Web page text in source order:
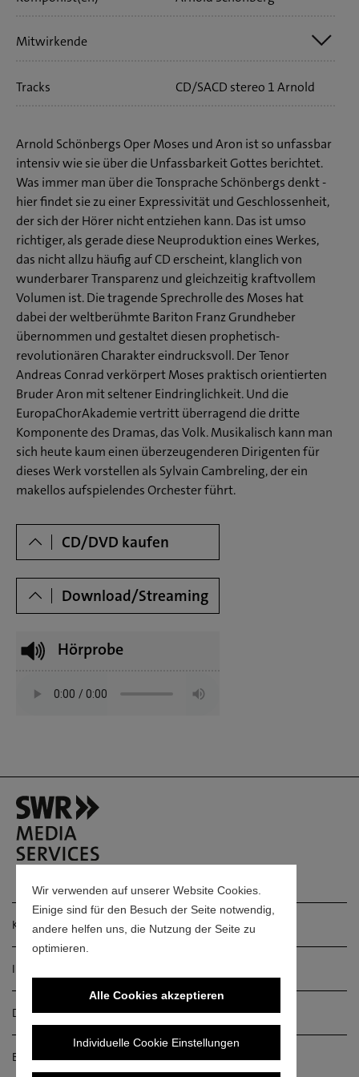
Wir verwenden auf unserer Website Cookies.
Einige sind für den Besuch der Seite notwendig,
andere helfen uns, die Nutzung der Seite zu
optimieren.
Alle Cookies akzeptieren
Individuelle Cookie Einstellungen
Mitwirkende
Franz Grundheber
EuropaChorAkademie
SWR Sinfonieorchester Baden-Baden und Freiburg
Sylvain Cambreling
Tracks
CD/SACD stereo 1 Arnold
Arnold Schönbergs Oper Moses und Aron ist so unfassbar
intensiv wie sie über die Unfassbarkeit Gottes berichtet.
Was immer man über die Tonsprache Schönbergs denkt -
hier findet sie zu einer Expressivität und Geschlossenheit,
der sich der Hörer nicht entziehen kann. Das ist umso
richtiger, als gerade diese Neuproduktion eines Werkes,
das nicht allzu häufig auf CD erscheint, klanglich von
wunderbarer Transparenz und gleichzeitig kraftvollem
Volumen ist. Die tragende Sprechrolle des Moses hat
dabei der weltberühmte Bariton Franz Grundheber
übernommen und gestaltet diesen prophetisch-
revolutionären Charakter eindrucksvoll. Der Tenor
Andreas Conrad verkörpert Moses praktisch orientierten
Bruder Aron mit seltener Eindringlichkeit. Und die
EuropaChorAkademie vertritt überragend die dritte
Komponente des Dramas, das Volk. Musikalisch kann man
sich heute kaum einen überzeugenderen Dirigenten für
dieses Werk vorstellen als Sylvain Cambreling, der ein
makellos aufspielendes Orchester führt.
CD/DVD kaufen
Download/Streaming
Hörprobe
Kontakt
Impressum
Datenschutz
Barrierefreiheitserklärung